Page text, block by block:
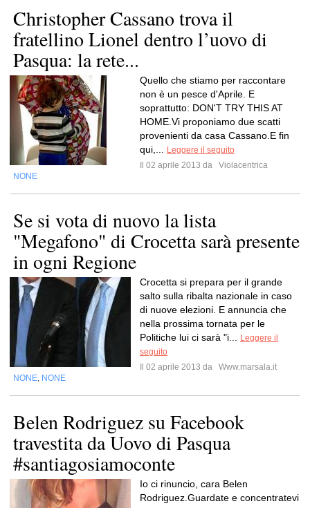
Christopher Cassano trova il
fratellino Lionel dentro l’uovo di
Pasqua: la rete...
Quello che stiamo per raccontare
non è un pesce d'Aprile. E
soprattutto: DON'T TRY THIS AT
HOME.Vi proponiamo due scatti
provenienti da casa Cassano.E fin
qui,...
Leggere il seguito
Il 02 aprile 2013 da
Violacentrica
NONE
Se si vota di nuovo la lista
"Megafono" di Crocetta sarà presente
in ogni Regione
Crocetta si prepara per il grande
salto sulla ribalta nazionale in caso
di nuove elezioni. E annuncia che
nella prossima tornata per le
Politiche lui ci sarà "i...
Leggere il
seguito
Il 02 aprile 2013 da
Www.marsala.it
NONE NONE
Belen Rodriguez su Facebook
travestita da Uovo di Pasqua
#santiagosiamoconte
Io ci rinuncio, cara Belen
Rodriguez.Guardate e concentratevi